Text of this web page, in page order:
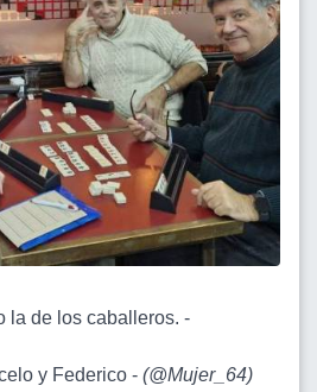
la de los caballeros. -
y Federico - (@Mujer_64)